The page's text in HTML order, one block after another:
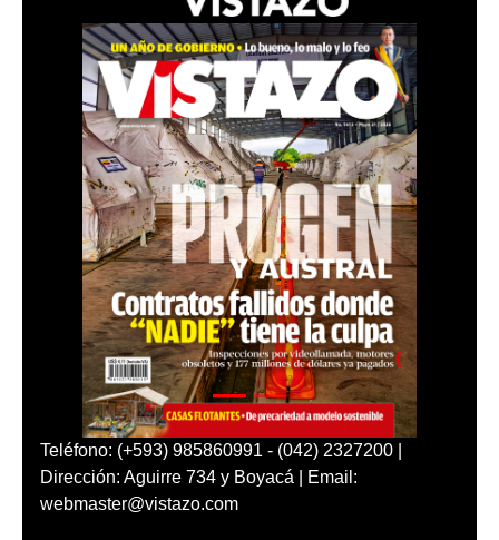
Teléfono: (+593) 985860991 - (042) 2327200 |
Dirección: Aguirre 734 y Boyacá | Email:
webmaster@vistazo.com